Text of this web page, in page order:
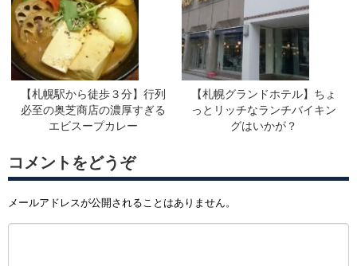
【札幌駅から徒歩３分】行列
必至の奥芝商店の濃厚すぎる
エビスープカレー
【札幌グランドホテル】ちょ
っとリッチなランチバイキン
グはいかが？
コメントをどうぞ
メールアドレスが公開されることはありません。